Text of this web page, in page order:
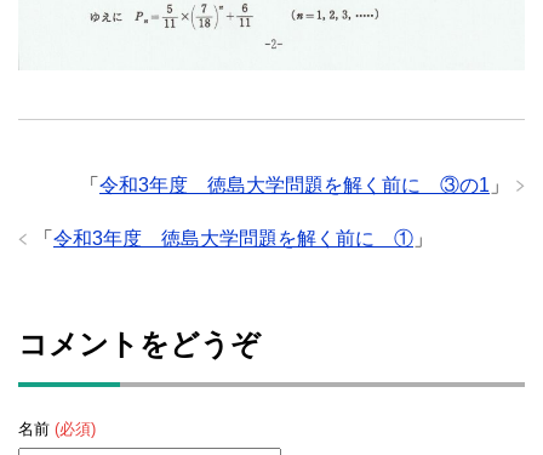
「 令和3年度 徳島大学問題を解く前に ③の1 」
「 令和3年度 徳島大学問題を解く前に ① 」
コメントをどうぞ
名前 (必須)